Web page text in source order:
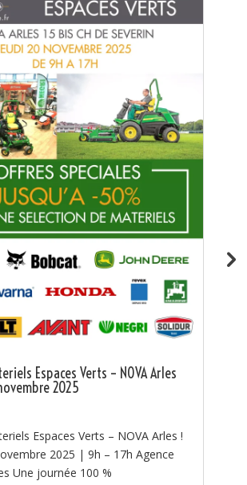
incendie groupe incendie
– Kit de Protection Incendie
chez NOVA ! 🔥 🔥 La lutte
🔥 Chaque été, les...